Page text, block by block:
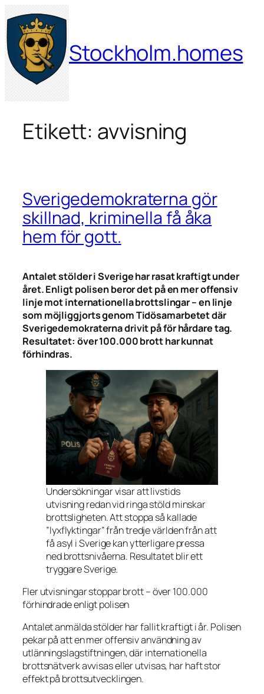
Hoppa
till
innehåll
Stockholm.homes
Etikett: avvisning
Sverigedemokraterna gör
skillnad, kriminella få åka
hem för gott.
Antalet stölder i Sverige har rasat kraftigt under
året. Enligt polisen beror det på en mer offensiv
linje mot internationella brottslingar – en linje
som möjliggjorts genom Tidösamarbetet där
Sverigedemokraterna drivit på för hårdare tag.
Resultatet: över 100.000 brott har kunnat
förhindras.
Undersökningar visar att livstids
utvisning redan vid ringa stöld minskar
brottsligheten. Att stoppa så kallade
”lyxflyktingar” från tredje världen från att
få asyl i Sverige kan ytterligare pressa
ned brottsnivåerna. Resultatet blir ett
tryggare Sverige.
Fler utvisningar stoppar brott – över 100.000
förhindrade enligt polisen
Antalet anmälda stölder har fallit kraftigt i år. Polisen
pekar på att en mer offensiv användning av
utlänningslagstiftningen, där internationella
brottsnätverk avvisas eller utvisas, har haft stor
effekt på brottsutvecklingen.